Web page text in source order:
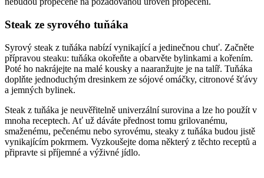
Steak ze syrového tuňáka
Syrový steak z tuňáka nabízí vynikající a jedinečnou chuť. Začněte
přípravou steaku: tuňáka okořeňte a obarvěte bylinkami a kořením.
Poté ho nakrájejte na malé kousky a naaranžujte je na talíř. Tuňáka
doplňte jednoduchým dresinkem ze sójové omáčky, citronové šťávy
a jemných bylinek.
Steak z tuňáka je neuvěřitelně univerzální surovina a lze ho použít v
mnoha receptech. Ať už dáváte přednost tomu grilovanému,
smaženému, pečenému nebo syrovému, steaky z tuňáka budou jistě
vynikajícím pokrmem. Vyzkoušejte doma některý z těchto receptů a
připravte si příjemné a výživné jídlo.